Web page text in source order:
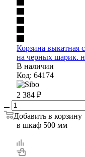
Корзина выкатная
на черных шарик.
В наличии
Код: 64174
2 384 ₽
Добавить в корзину
в шкаф 500 мм